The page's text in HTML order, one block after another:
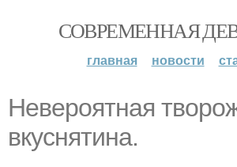
СОВРЕМЕННАЯ
главная новости
Невероятная
вкуснятина.